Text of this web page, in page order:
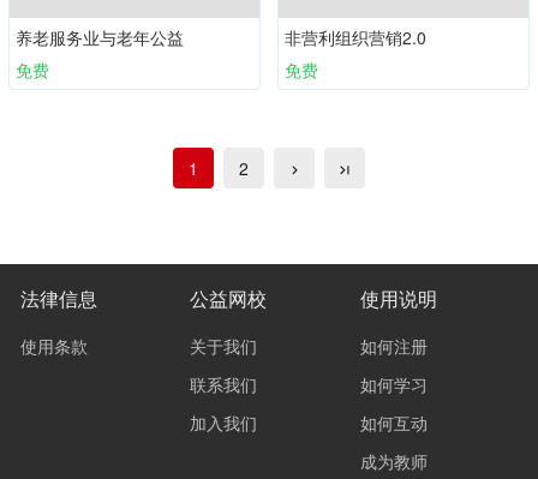
养老服务业与老年公益
免费
非营利组织营销2.0
免费
1 2
法律信息
使用条款
公益网校
关于我们
联系我们
加入我们
使用说明
如何注册
如何学习
如何互动
成为教师